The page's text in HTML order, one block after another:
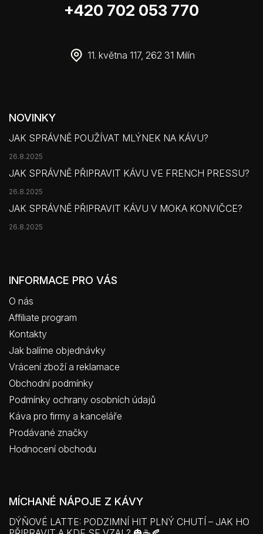
+420 702 053 770
11. května 117, 262 31 Milín
NOVINKY
JAK SPRÁVNĚ POUŽÍVAT MLÝNEK NA KÁVU?
26.8.2025
JAK SPRÁVNĚ PŘIPRAVIT KÁVU VE FRENCH PRESSU?
26.8.2025
JAK SPRÁVNĚ PŘIPRAVIT KÁVU V MOKA KONVIČCE?
26.8.2025
INFORMACE PRO VÁS
O nás
Affiliate program
Kontakty
Jak balíme objednávky
Vrácení zboží a reklamace
Obchodní podmínky
Podmínky ochrany osobních údajů
Káva pro firmy a kanceláře
Prodávané značky
Hodnocení obchodu
MÍCHANÉ NÁPOJE Z KÁVY
DÝŇOVÉ LATTE: PODZIMNÍ HIT PLNÝ CHUTÍ – JAK HO